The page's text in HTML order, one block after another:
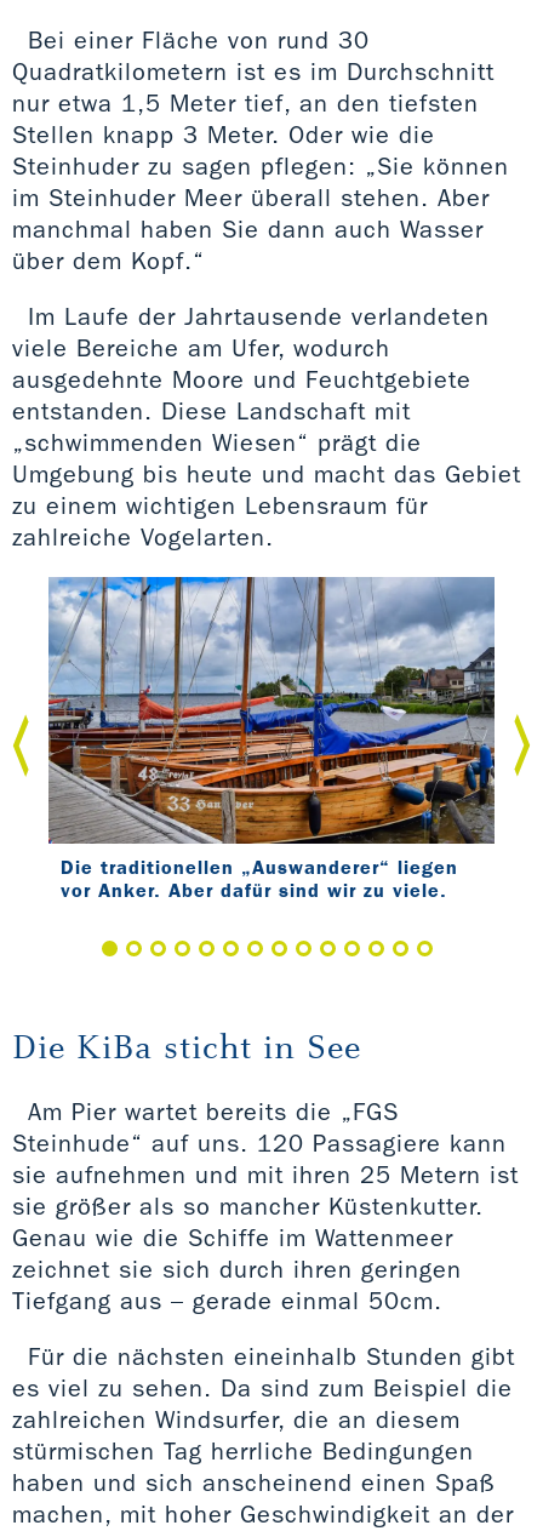
Bei einer Fläche von rund 30
Quadratkilometern ist es im Durchschnitt
nur etwa 1,5 Meter tief, an den tiefsten
Stellen knapp 3 Meter. Oder wie die
Steinhuder zu sagen pflegen: „Sie können
im Steinhuder Meer überall stehen. Aber
manchmal haben Sie dann auch Wasser
über dem Kopf.“
Im Laufe der Jahrtausende verlandeten
viele Bereiche am Ufer, wodurch
ausgedehnte Moore und Feuchtgebiete
entstanden. Diese Landschaft mit
„schwimmenden Wiesen“ prägt die
Umgebung bis heute und macht das Gebiet
zu einem wichtigen Lebensraum für
zahlreiche Vogelarten.
Die traditionellen „Auswanderer“ liegen
vor Anker. Aber dafür sind wir zu viele.
Die KiBa sticht in See
Am Pier wartet bereits die „FGS
Steinhude“ auf uns. 120 Passagiere kann
sie aufnehmen und mit ihren 25 Metern ist
sie größer als so mancher Küstenkutter.
Genau wie die Schiffe im Wattenmeer
zeichnet sie sich durch ihren geringen
Tiefgang aus – gerade einmal 50cm.
Für die nächsten eineinhalb Stunden gibt
es viel zu sehen. Da sind zum Beispiel die
zahlreichen Windsurfer, die an diesem
stürmischen Tag herrliche Bedingungen
haben und sich anscheinend einen Spaß
machen, mit hoher Geschwindigkeit an der